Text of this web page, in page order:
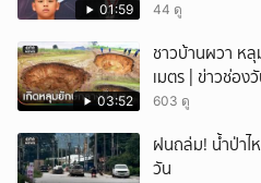
01:59 44 ดู
03:52
ชาวบ้านผวา ห
เมตร | ข่าวช่อง
603 ดู
ฝนถล่ม! น้ำป่าไ
วัน